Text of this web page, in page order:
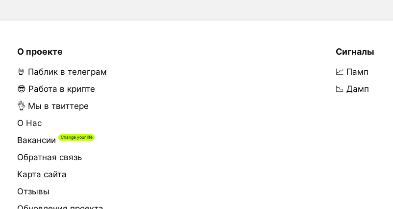
О проекте
🤘 Паблик в телеграм
😎 Работа в крипте
👌 Мы в твиттере
О Нас
Вакансии
Обратная связь
Карта сайта
Отзывы
Сигналы
📈 Памп
📉 Дамп